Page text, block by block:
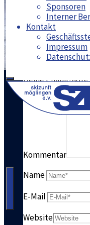
Sponsoren
Interner
Kontakt
Impressum
Skizunft
Möglinen
e.V.
Moritz
Deine E-Mail-
Kommentar
Name
E-Mail
Website